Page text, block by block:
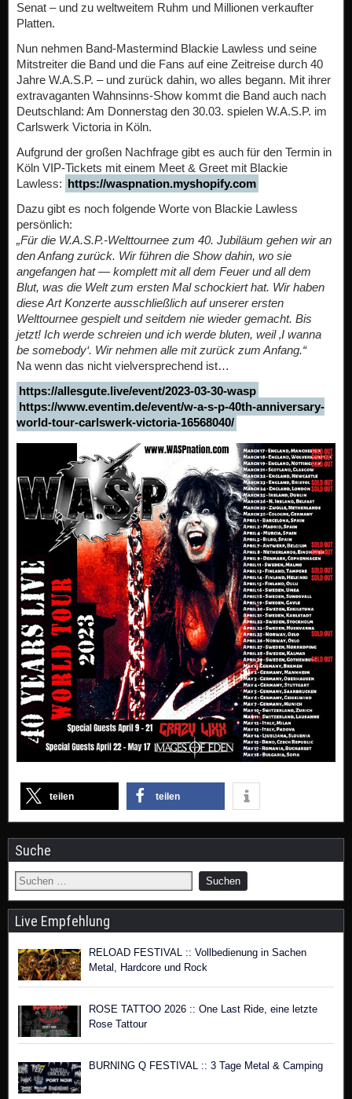
Senat – und zu weltweitem Ruhm und Millionen verkaufter
Platten.
Nun nehmen Band-Mastermind Blackie Lawless und seine
Mitstreiter die Band und die Fans auf eine Zeitreise durch 40
Jahre W.A.S.P. – und zurück dahin, wo alles begann. Mit ihrer
extravaganten Wahnsinns-Show kommt die Band auch nach
Deutschland: Am Donnerstag den 30.03. spielen W.A.S.P. im
Carlswerk Victoria in Köln.
Aufgrund der großen Nachfrage gibt es auch für den Termin in
Köln VIP-Tickets mit einem Meet & Greet mit Blackie
Lawless: https://waspnation.myshopify.com
Dazu gibt es noch folgende Worte von Blackie Lawless
persönlich:
„Für die W.A.S.P.-Welttournee zum 40. Jubiläum gehen wir an
den Anfang zurück. Wir führen die Show dahin, wo sie
angefangen hat — komplett mit all dem Feuer und all dem
Blut, was die Welt zum ersten Mal schockiert hat. Wir haben
diese Art Konzerte ausschließlich auf unserer ersten
Welttournee gespielt und seitdem nie wieder gemacht. Bis
jetzt! Ich werde schreien und ich werde bluten, weil ‚I wanna
be somebody‘. Wir nehmen alle mit zurück zum Anfang.“
Na wenn das nicht vielversprechend ist…
https://allesgute.live/event/2023-03-30-wasp
https://www.eventim.de/event/w-a-s-p-40th-anniversary-
world-tour-carlswerk-victoria-16568040/
teilen teilen
Suche
Live Empfehlung
RELOAD FESTIVAL :: Vollbedienung in Sachen
Metal, Hardcore und Rock
ROSE TATTOO 2026 :: One Last Ride, eine letzte
Rose Tattour
BURNING Q FESTIVAL :: 3 Tage Metal & Camping